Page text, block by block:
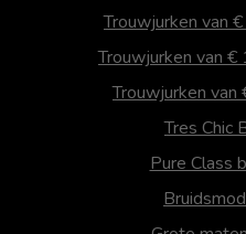
Trouwjurken van
Trouwjurken van
Trouwjurken
Tres Chic
Pure Class